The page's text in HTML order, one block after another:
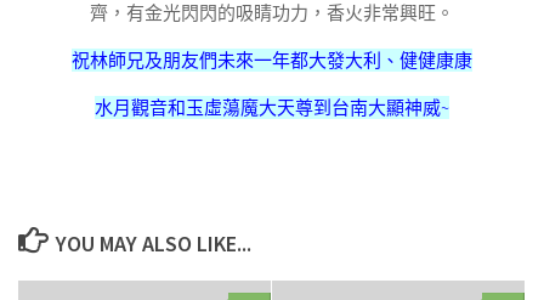
齊，有金光閃閃的吸睛功力，香火非常興旺。
祝林師兄及朋友們未來一年都大發大利、健健康康
水月觀音和玉虛蕩魔大天尊到台南大顯神威~
YOU MAY ALSO LIKE...